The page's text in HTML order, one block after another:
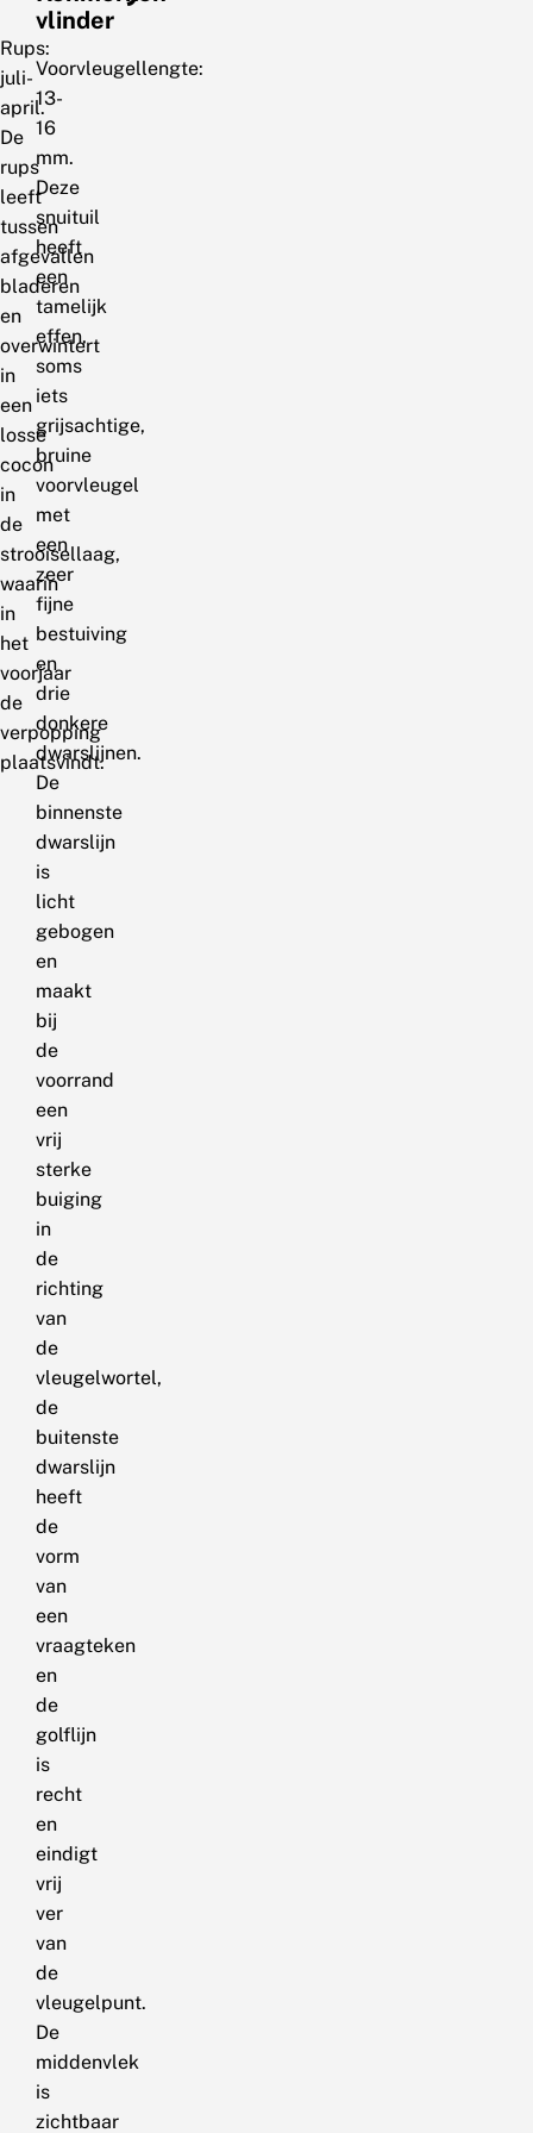
Rups:
juli-
april.
De
rups
leeft
tussen
afgevallen
bladeren
en
overwintert
in
een
losse
cocon
in
de
strooisellaag,
waarin
in
het
voorjaar
de
verpopping
plaatsvindt.
vlinder
Voorvleugellengte:
13-
16
mm.
Deze
snuituil
heeft
een
tamelijk
effen,
soms
iets
grijsachtige,
bruine
voorvleugel
met
een
zeer
fijne
bestuiving
en
drie
donkere
dwarslijnen.
De
binnenste
dwarslijn
is
licht
gebogen
en
maakt
bij
de
voorrand
een
vrij
sterke
buiging
in
de
richting
van
de
vleugelwortel,
de
buitenste
dwarslijn
heeft
de
vorm
van
een
vraagteken
en
de
golflijn
is
recht
en
eindigt
vrij
ver
van
de
vleugelpunt.
De
middenvlek
is
zichtbaar